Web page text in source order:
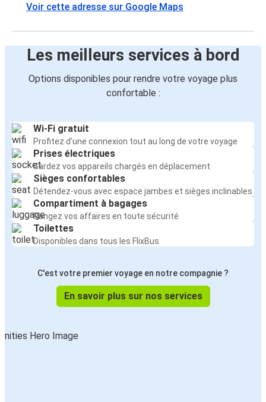
Voir cette adresse sur Google Maps
Les meilleurs services à bord
Options disponibles pour rendre votre voyage plus
confortable :
Wi-Fi gratuit
Profitez d'une connexion tout au long de votre voyage
Prises électriques
Gardez vos appareils chargés en déplacement
Sièges confortables
Détendez-vous avec espace jambes et sièges inclinables
Compartiment à bagages
Rangez vos affaires en toute sécurité
Toilettes
Disponibles dans tous les FlixBus
C'est votre premier voyage en notre compagnie ?
En savoir plus sur nos services